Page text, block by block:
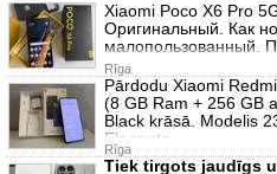
Xiaomi Poco X6 Pro
Оригинальный. Как
малопользованный.
Rīga
Pārdodu Xiaomi
(8 GB Ram + 256 GB
Black krāsā. Modelis
Elegants,
Rīga
Tiek tirgots jaudīgs